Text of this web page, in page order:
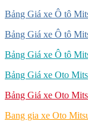
Bảng Giá xe Ô tô
Bảng Giá xe Ô tô
Bảng Giá xe Ô tô
Bảng Giá xe Oto
Bảng Giá xe Oto
Bang gia xe Oto